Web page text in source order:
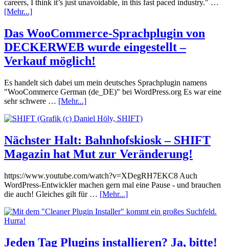
careers, I think it’s just unavoidable, in this fast paced industry." …
[Mehr...]
Das WooCommerce-Sprachplugin von
DECKERWEB wurde eingestellt –
Verkauf möglich!
Es handelt sich dabei um mein deutsches Sprachplugin namens
"WooCommerce German (de_DE)" bei WordPress.org Es war eine
sehr schwere … [Mehr...]
Nächster Halt: Bahnhofskiosk – SHIFT
Magazin hat Mut zur Veränderung!
https://www.youtube.com/watch?v=XDegRH7EKC8 Auch
WordPress-Entwickler machen gern mal eine Pause - und brauchen
die auch! Gleiches gilt für … [Mehr...]
Jeden Tag Plugins installieren? Ja, bitte!